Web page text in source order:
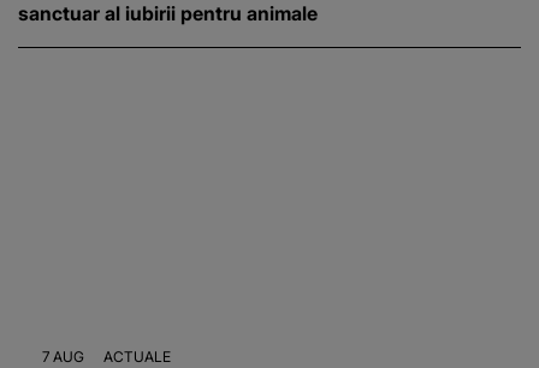
sanctuar al iubirii pentru animale
7 AUG ACTUALE